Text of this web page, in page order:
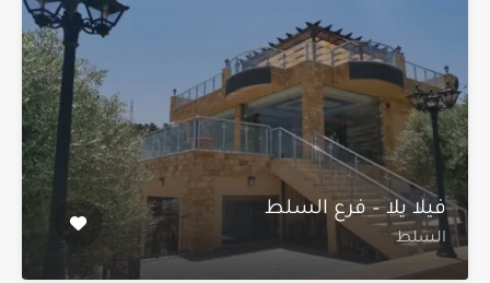
فيلا يلا – فرع السلط
السلط